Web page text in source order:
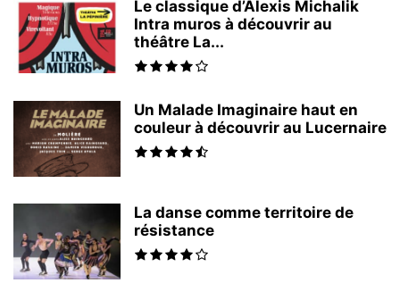
Le classique d’Alexis Michalik
Intra muros à découvrir au
théâtre La...
Un Malade Imaginaire haut en
couleur à découvrir au Lucernaire
La danse comme territoire de
résistance